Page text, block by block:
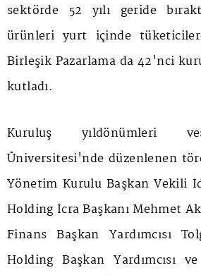
sektörde 52 yılı geride
ürünleri yurt içinde
Birleşik Pazarlama da 42'nci
kutladı.
Kuruluş yıldönümleri
Üniversitesi'nde düzenlenen
Yönetim Kurulu Başkan Vekili
Holding İcra Başkanı Mehmet
Finans Başkan Yardımcısı
Holding Başkan Yardımcısı